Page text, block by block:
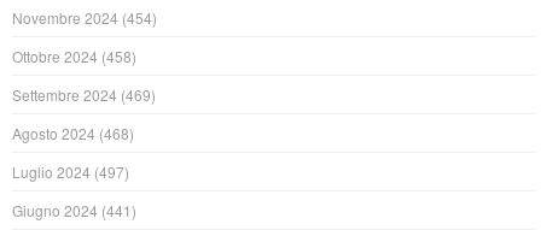
Novembre 2024 (454)
Ottobre 2024 (458)
Settembre 2024 (469)
Agosto 2024 (468)
Luglio 2024 (497)
Giugno 2024 (441)